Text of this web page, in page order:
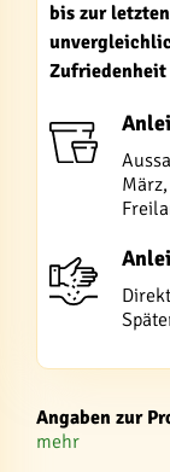
bis zur
Zufriedenheit
Angaben zur
mehr